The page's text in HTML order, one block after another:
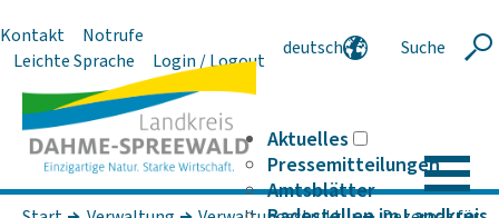
Kontakt
Notrufe
Leichte Sprache
Login / Logout
deutsch
Suche
Aktuelles
Pressemitteilungen
Amtsblätter